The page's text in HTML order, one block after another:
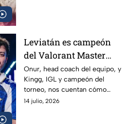
contamos
Leviatán es campeón
del Valorant Master
Londres 2026 |
Entrevista con Onur y
Kingg
Onur, head coach del equipo, y
Kingg, IGL y campeón del
torneo, nos cuentan cómo
vivieron el camino hacia el
14 julio, 2026